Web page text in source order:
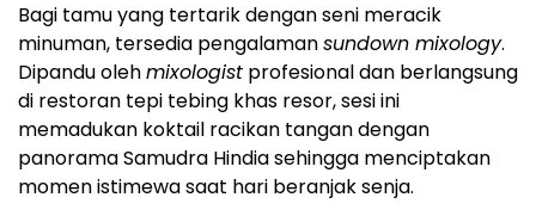
Bagi tamu yang tertarik dengan seni meracik
minuman, tersedia pengalamansundown mixology.
Dipandu olehmixologist profesional dan berlangsung
di restoran tepi tebing khas resor, sesi ini
memadukan koktail racikan tangan dengan
panorama Samudra Hindia sehingga menciptakan
momen istimewa saat hari beranjak senja.